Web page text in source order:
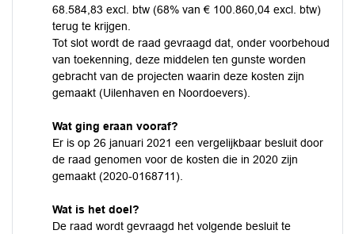
68.584,83 excl. btw (68% van € 100.860,04 excl. btw)
terug te krijgen.
Tot slot wordt de raad gevraagd dat, onder voorbehoud
van toekenning, deze middelen ten gunste worden
gebracht van de projecten waarin deze kosten zijn
gemaakt (Uilenhaven en Noordoevers).
Wat ging eraan vooraf?
Er is op 26 januari 2021 een vergelijkbaar besluit door
de raad genomen voor de kosten die in 2020 zijn
gemaakt (2020-0168711).
Wat is het doel?
De raad wordt gevraagd het volgende besluit te